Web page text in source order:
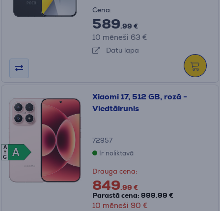
Cena:
589.99 €
10 mēneši 63 €
Datu lapa
A
A
A
G
Xiaomi 17, 512 GB, rozā -
Viedtālrunis
72957
Ir noliktavā
Drauga cena:
849.99 €
Parastā cena: 999.99 €
10 mēneši 90 €